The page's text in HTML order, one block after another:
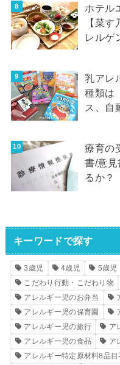
ホテル
【菜
レルゲ
乳アレ
種類は
ス、自
療育の
書/意見
るか？
キーワードで探す
3歳児 4歳児 5歳児
こだわり行動・こだわり物
アレルギー児のお弁当
アレルギー児の保育園
アレルギー児の旅行
ア
アレルギー児の食品
ア
アレルギー特定原材料8品目